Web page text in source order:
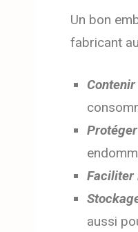
Un bon
fabricant
Faciliter
aussi